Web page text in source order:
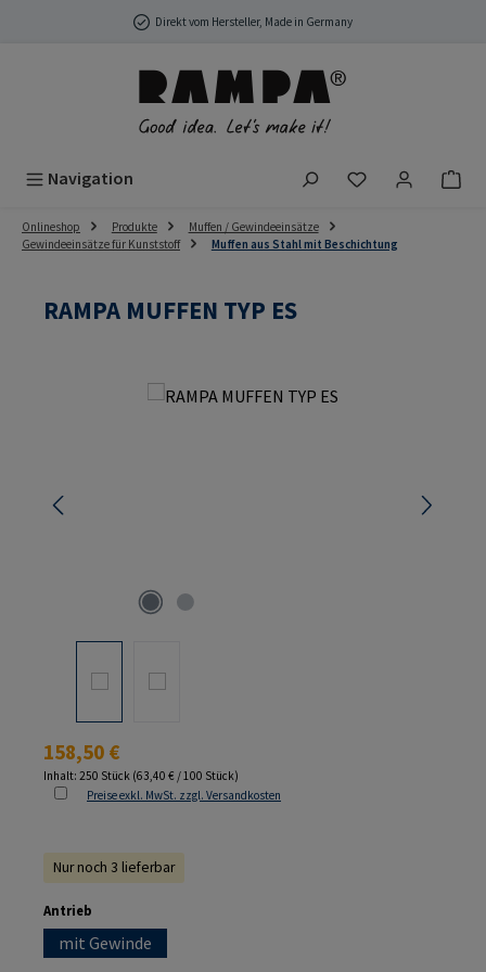
Zum Hauptinhalt springenDirekt vom Hersteller, Made in Germany
Navigation Du hast 0
Onlineshop Produkte
Muffen / Gewindeeinsätze
Gewindeeinsätze für Kunststoff
Muffen aus Stahl mit Beschichtung
RAMPA MUFFEN TYP ES
Bildergalerie überspringen
Regulärer Preis:
158,50 €
Inhalt: 250 Stück (63,40 € / 100 Stück)
Preise exkl. MwSt. zzgl. Versandkosten
Nur noch 3 lieferbar
Antrieb
mit Gewinde